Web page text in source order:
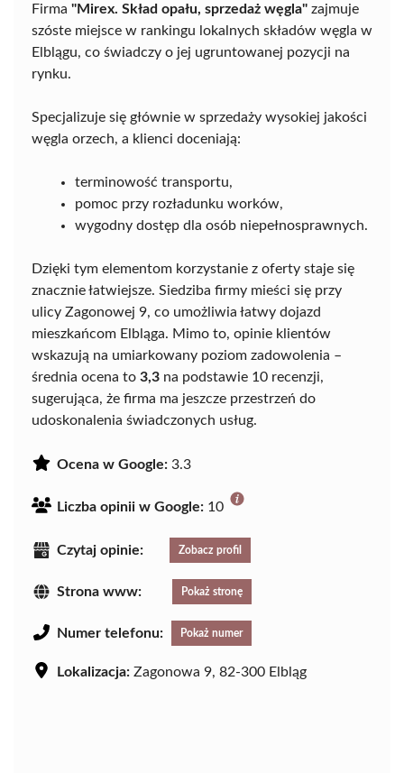
Firma "Mirex. Skład opału, sprzedaż węgla" zajmuje
szóste miejsce w rankingu lokalnych składów węgla w
Elblągu, co świadczy o jej ugruntowanej pozycji na
rynku.
Specjalizuje się głównie w sprzedaży wysokiej jakości
węgla orzech, a klienci doceniają:
terminowość transportu,
pomoc przy rozładunku worków,
wygodny dostęp dla osób niepełnosprawnych.
Dzięki tym elementom korzystanie z oferty staje się
znacznie łatwiejsze. Siedziba firmy mieści się przy
ulicy Zagonowej 9, co umożliwia łatwy dojazd
mieszkańcom Elbląga. Mimo to, opinie klientów
wskazują na umiarkowany poziom zadowolenia –
średnia ocena to 3,3 na podstawie 10 recenzji,
sugerująca, że firma ma jeszcze przestrzeń do
udoskonalenia świadczonych usług.
Ocena w Google: 3.3
Liczba opinii w Google: 10
Czytaj opinie: Zobacz profil
Strona www: Pokaż stronę
Numer telefonu: Pokaż numer
Lokalizacja: Zagonowa 9, 82-300 Elbląg